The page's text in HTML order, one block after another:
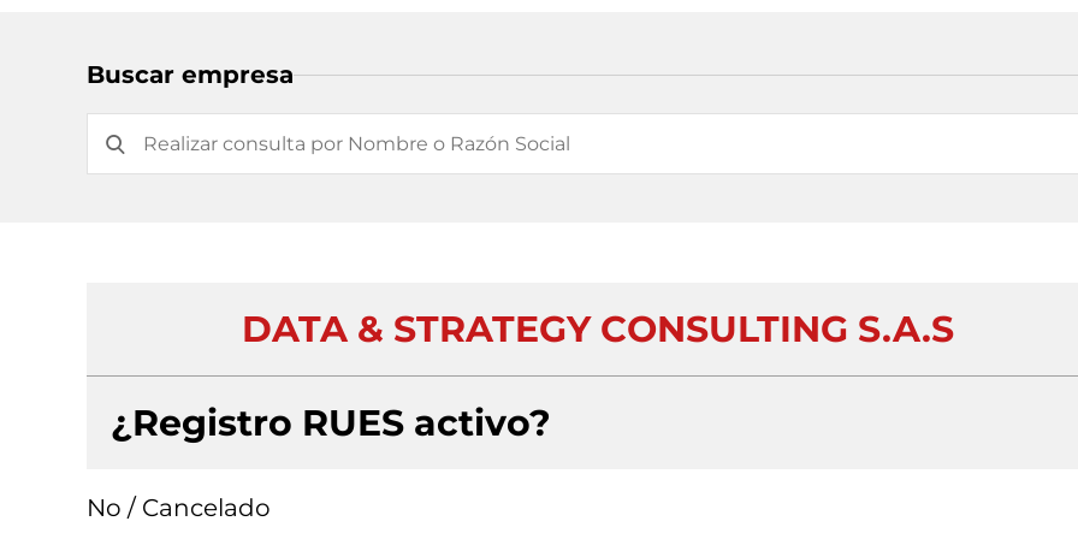
Buscar empresa
DATA & STRATEGY CONSULTING S.A.S
¿Registro RUES activo?
No / Cancelado